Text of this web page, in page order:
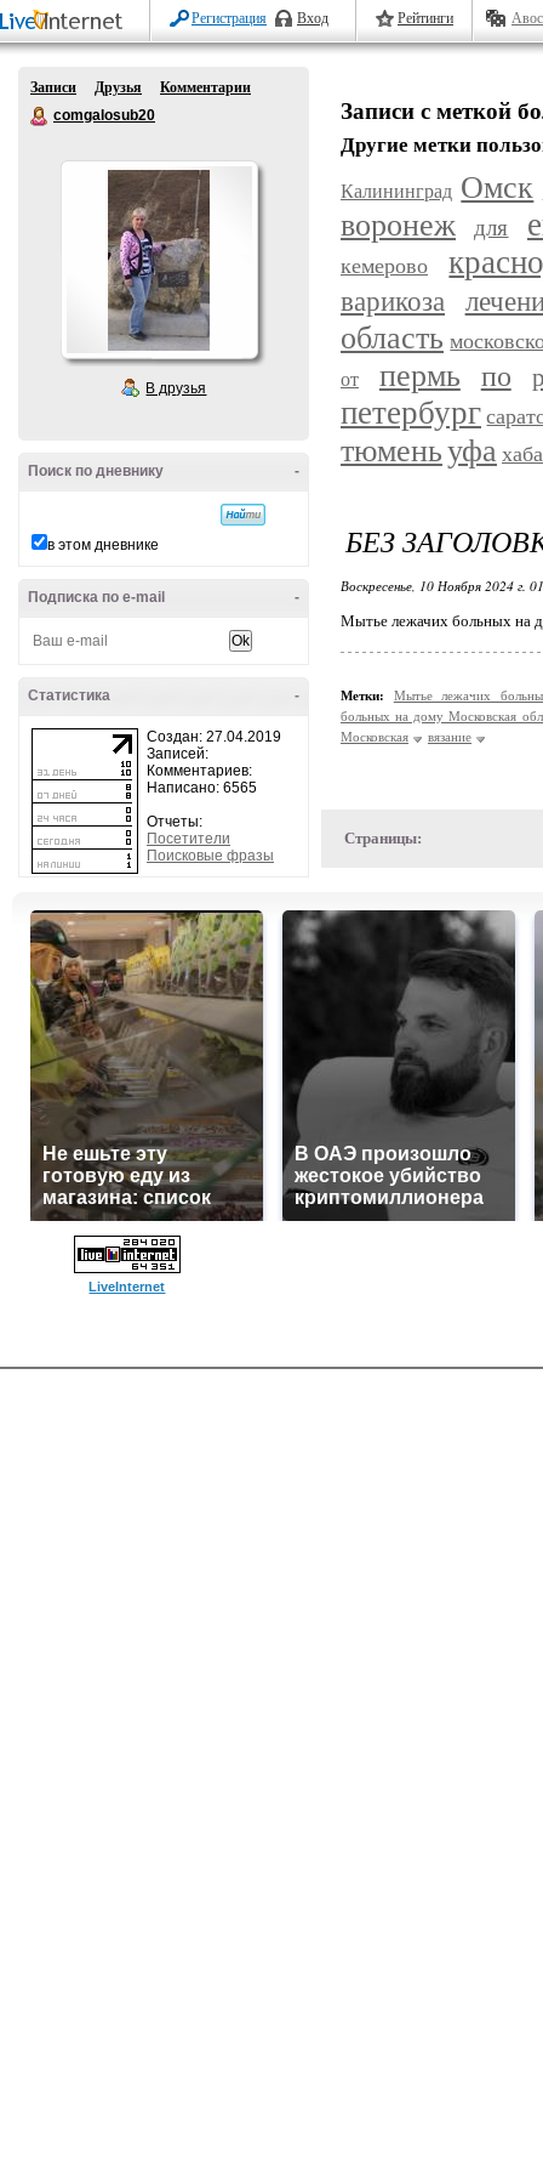
Регистрация Вход Рейтинги
Записи Друзья
Комментарии
comgalosub20
В друзья
-
Поиск по дневнику
в этом дневнике
-
Подписка по e-mail
-
Статистика
Создан: 27.04.2019
Записей:
Комментариев:
Написано: 6565
Отчеты:
Посетители
Поисковые фразы
Записи с меткой
Другие метки
Калининград Омск
воронеж для
кемерово
варикоза
область
от пермь по
петербург
тюменьуфа
БЕЗ
Воскресенье, 10 Ноября 2024 г.
Мытье лежачих больных на
Метки:
Мытье лежачих
больных на дому Московская
Московская
вязание
Страницы:
Не ешьте эту
готовую еду из
магазина: список
В ОАЭ произошло
жестокое убийство
криптомиллионера
LiveInternet